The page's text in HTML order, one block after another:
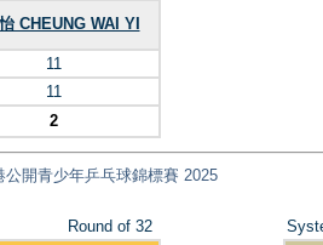
CHEUNG WAI YI
11
11
2
開青少年乒乓球錦標賽 2025
Round of 32